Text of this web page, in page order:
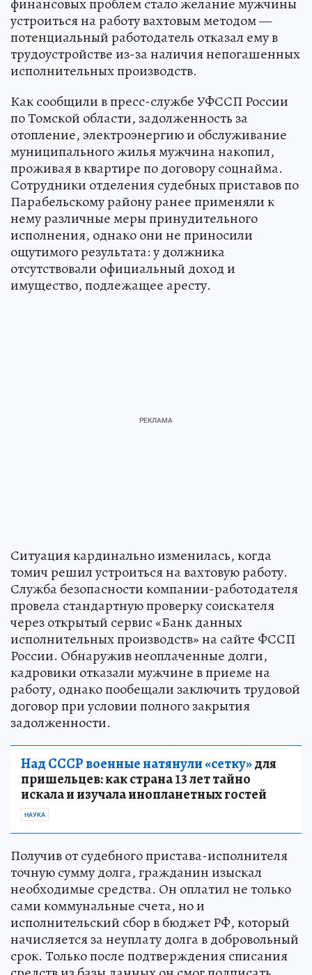
устроиться на работу вахтовым методом —
потенциальный работодатель отказал ему в
трудоустройстве из-за наличия непогашенных
исполнительных производств.
Как сообщили в пресс-службе УФССП России
по Томской области, задолженность за
отопление, электроэнергию и обслуживание
муниципального жилья мужчина накопил,
проживая в квартире по договору соцнайма.
Сотрудники отделения судебных приставов по
Парабельскому району ранее применяли к
нему различные меры принудительного
исполнения, однако они не приносили
ощутимого результата: у должника
отсутствовали официальный доход и
имущество, подлежащее аресту.
Ситуация кардинально изменилась, когда
томич решил устроиться на вахтовую работу.
Служба безопасности компании-работодателя
провела стандартную проверку соискателя
через открытый сервис «Банк данных
исполнительных производств» на сайте ФССП
России. Обнаружив неоплаченные долги,
кадровики отказали мужчине в приеме на
работу, однако пообещали заключить трудовой
договор при условии полного закрытия
задолженности.
Над СССР военные натянули «сетку»для
пришельцев: как страна 13 лет тайно
искала и изучала инопланетных гостей
НАУКА
Получив от судебного пристава-исполнителя
точную сумму долга, гражданин изыскал
необходимые средства. Он оплатил не только
сами коммунальные счета, но и
исполнительский сбор в бюджет РФ, который
начисляется за неуплату долга в добровольный
срок. Только после подтверждения списания